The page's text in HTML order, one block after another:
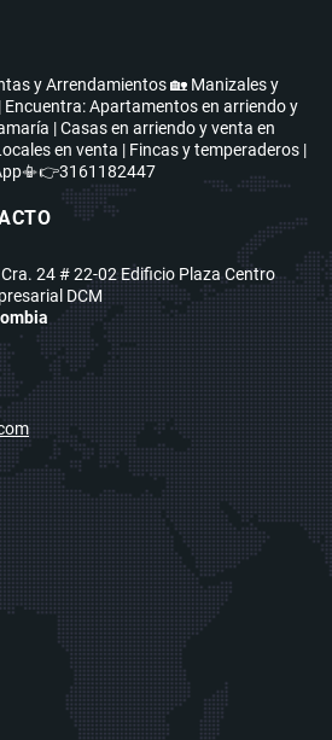
y Arrendamientos 🏡 Manizales y
Apartamentos en arriendo y
| Casas en arriendo y venta en
en venta | Fincas y temperaderos |
24 # 22-02 Edificio Plaza Centro
DCM